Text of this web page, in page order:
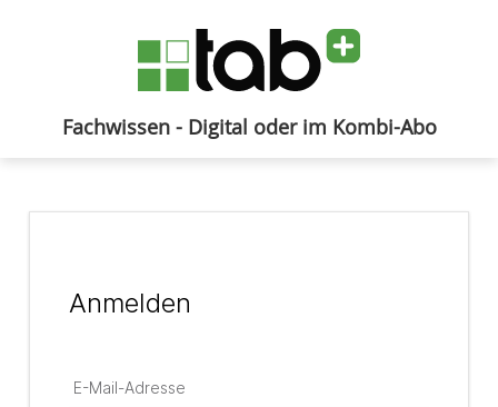
Fachwissen - Digital oder im Kombi-Abo